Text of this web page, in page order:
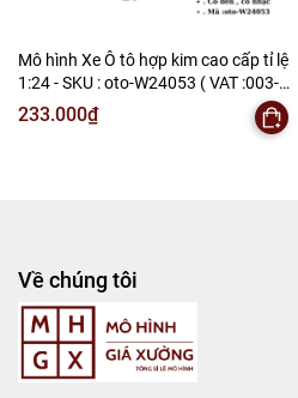
Tổng kho
Liên hệ :
Bán Buôn ,
Mô hình Xe Ô tô hợp kim cao cấp tỉ lệ
1:24 - SKU : oto-W24053 ( VAT :003-
01-150 )
233.000₫
Về chúng tôi